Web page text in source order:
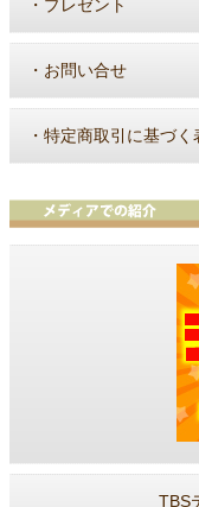
・ プレゼント
・ お問い合せ
・ 特定商取引に基づく
TBS